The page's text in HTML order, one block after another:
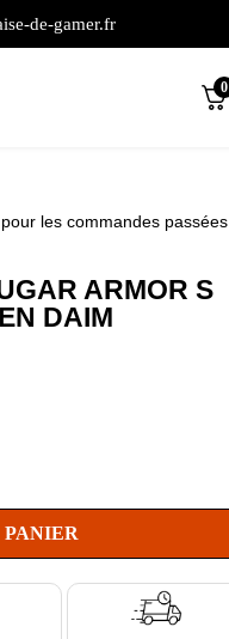
de-gamer.fr
0
les commandes passées
ARMOR S
DAIM